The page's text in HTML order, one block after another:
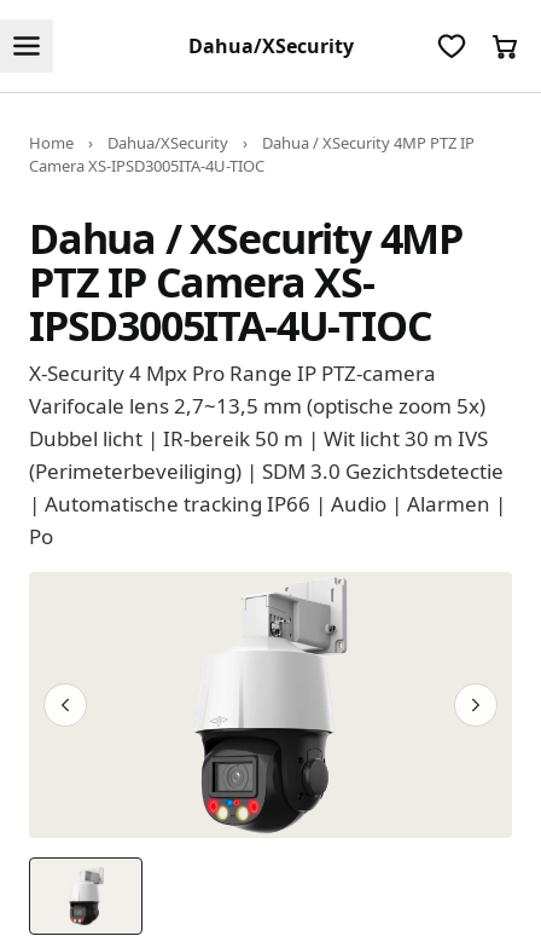
Dahua/XSecurity
Home › Dahua/XSecurity ›
Dahua / XSecurity 4MP PTZ IP
Camera XS-IPSD3005ITA-4U-TIOC
Dahua / XSecurity 4MP
PTZ IP Camera XS-
IPSD3005ITA-4U-TIOC
X-Security 4 Mpx Pro Range IP PTZ-camera
Varifocale lens 2,7~13,5 mm (optische zoom 5x)
Dubbel licht | IR-bereik 50 m | Wit licht 30 m IVS
(Perimeterbeveiliging) | SDM 3.0 Gezichtsdetectie
| Automatische tracking IP66 | Audio | Alarmen |
Po